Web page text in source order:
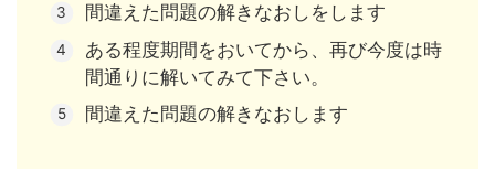
間違えた問題の解きなおしをします
ある程度期間をおいてから、再び今度は時
間通りに解いてみて下さい。
間違えた問題の解きなおします